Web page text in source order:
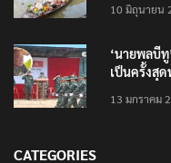
10 มิถุนายน
‘นายพลบีทู
เป็นครั้งสุ
13 มกราคม
CATEGORIES